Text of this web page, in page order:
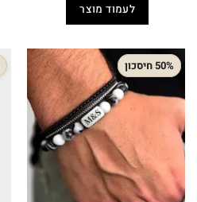
1,150.00 ₪.לעמוד מוצר
50% חיסכון